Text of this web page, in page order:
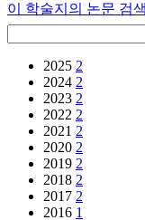
이 학술지의 논문 검색
2025 2
2024 2
2023 2
2022 2
2021 2
2020 2
2019 2
2018 2
2017 2
2016 1